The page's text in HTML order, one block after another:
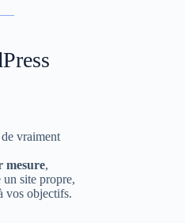
vraiment
mesure,
un site propre,
vos objectifs.